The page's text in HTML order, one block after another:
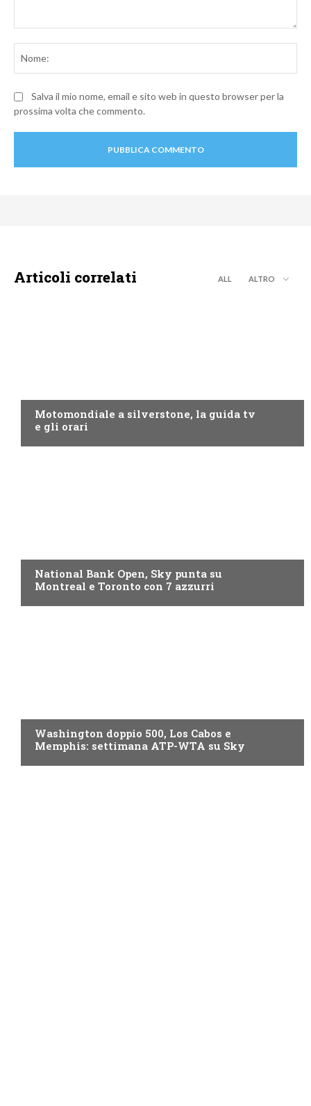
Salva il mio nome, email e sito web in questo browser per la
prossima volta che commento.
Articoli correlati ALL ALTRO
Motomondiale a silverstone, la guida tv
e gli orari
National Bank Open, Sky punta su
Montreal e Toronto con 7 azzurri
Washington doppio 500, Los Cabos e
Memphis: settimana ATP-WTA su Sky